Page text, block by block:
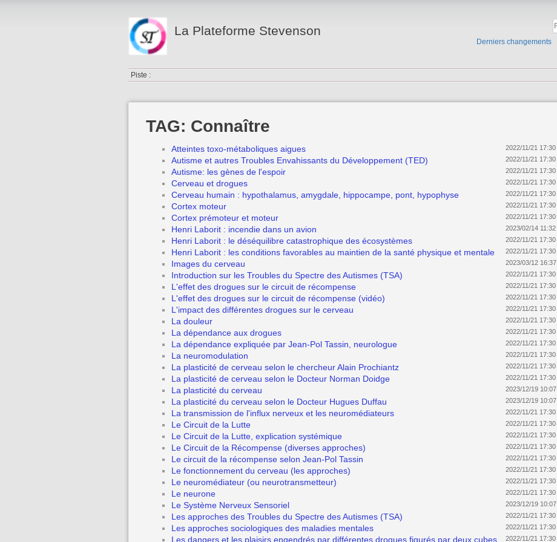
La Plateforme Stevenson
Derniers changements
Piste :
TAG: Connaître
Atteintes toxo-métaboliques aigues 2022/11/21 17:30
Autisme et autres Troubles Envahissants du Développement (TED) 2022/11/21 17:30
Autisme: les gènes de l'espoir 2022/11/21 17:30
Cerveau et drogues 2022/11/21 17:30
Cerveau humain : hypothalamus, amygdale, hippocampe, pont, hypophyse 2022/11/21 17:30
Cortex moteur 2022/11/21 17:30
Cortex prémoteur et moteur 2022/11/21 17:30
Henri Laborit : incendie dans un avion 2023/02/14 11:32
Henri Laborit : le déséquilibre catastrophique des écosystèmes 2022/11/21 17:30
Henri Laborit : les conditions favorables au maintien de la santé physique et mentale 2022/11/21 17:30
Images du cerveau 2023/03/12 16:37
Introduction sur les Troubles du Spectre des Autismes (TSA) 2022/11/21 17:30
L'effet des drogues sur le circuit de récompense 2022/11/21 17:30
L'effet des drogues sur le circuit de récompense (vidéo) 2022/11/21 17:30
L'impact des différentes drogues sur le cerveau 2022/11/21 17:30
La douleur 2022/11/21 17:30
La dépendance aux drogues 2022/11/21 17:30
La dépendance expliquée par Jean-Pol Tassin, neurologue 2022/11/21 17:30
La neuromodulation 2022/11/21 17:30
La plasticité de cerveau selon le chercheur Alain Prochiantz 2022/11/21 17:30
La plasticité de cerveau selon le Docteur Norman Doidge 2022/11/21 17:30
La plasticité du cerveau 2023/12/19 10:07
La plasticité du cerveau selon le Docteur Hugues Duffau 2023/12/19 10:07
La transmission de l'influx nerveux et les neuromédiateurs 2022/11/21 17:30
Le Circuit de la Lutte 2022/11/21 17:30
Le Circuit de la Lutte, explication systémique 2022/11/21 17:30
Le Circuit de la Récompense (diverses approches) 2022/11/21 17:30
Le circuit de la récompense selon Jean-Pol Tassin 2022/11/21 17:30
Le fonctionnement du cerveau (les approches) 2022/11/21 17:30
Le neuromédiateur (ou neurotransmetteur) 2022/11/21 17:30
Le neurone 2022/11/21 17:30
Le Système Nerveux Sensoriel 2023/12/19 10:07
Les approches des Troubles du Spectre des Autismes (TSA) 2022/11/21 17:30
Les approches sociologiques des maladies mentales 2022/11/21 17:30
Les dangers et les plaisirs engendrés par différentes drogues figurés par deux cubes 2022/11/21 17:30